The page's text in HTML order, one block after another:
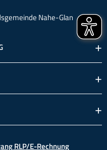
Nahe-Glan
RLP/E-Rechnung